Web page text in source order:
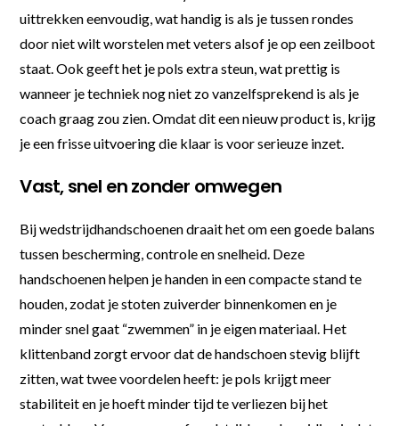
uittrekken eenvoudig, wat handig is als je tussen rondes
door niet wilt worstelen met veters alsof je op een zeilboot
staat. Ook geeft het je pols extra steun, wat prettig is
wanneer je techniek nog niet zo vanzelfsprekend is als je
coach graag zou zien. Omdat dit een nieuw product is, krijg
je een frisse uitvoering die klaar is voor serieuze inzet.
Vast, snel en zonder omwegen
Bij wedstrijdhandschoenen draait het om een goede balans
tussen bescherming, controle en snelheid. Deze
handschoenen helpen je handen in een compacte stand te
houden, zodat je stoten zuiverder binnenkomen en je
minder snel gaat “zwemmen” in je eigen materiaal. Het
klittenband zorgt ervoor dat de handschoen stevig blijft
zitten, wat twee voordelen heeft: je pols krijgt meer
stabiliteit en je hoeft minder tijd te verliezen bij het